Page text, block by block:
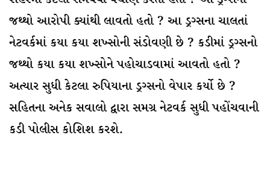
જથ્થો આરોપી ક્યાંથી લાવતો હતો ? આ ડ્રગ્સના ચાલતાં
નેટવર્કમાં કયા કયા શખ્સોની સંડોવણી છે ? કડીમાં ડ્રગ્સનો
જથ્થો કયા કયા શખ્સોને પહોચાડવામાં આવતો હતો ?
અત્યાર સુધી કેટલા રુપિયાના ડ્રગ્સનો વેપાર કર્યો છે ?
સહિતના અનેક સવાલો દ્વારા સમગ્ર નેટવર્ક સુધી પહોંચવાની
કડી પોલીસ કોશિશ કરશે.